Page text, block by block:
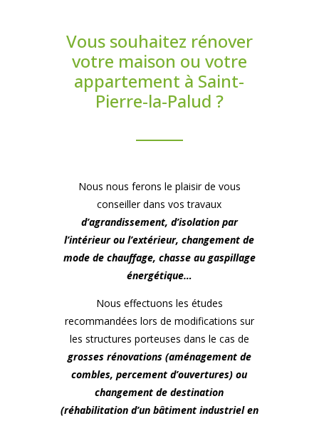
Vous souhaitez rénover
votre maison ou votre
appartement à Saint-
Pierre-la-Palud ?
Nous nous ferons le plaisir de vous
conseiller dans vos travaux
d’agrandissement, d’isolation par
l’intérieur ou l’extérieur, changement de
mode de chauffage, chasse au gaspillage
énergétique…
Nous effectuons les études
recommandées lors de modifications sur
les structures porteuses dans le cas de
grosses rénovations (aménagement de
combles, percement d’ouvertures) ou
changement de destination
(réhabilitation d’un bâtiment industriel en